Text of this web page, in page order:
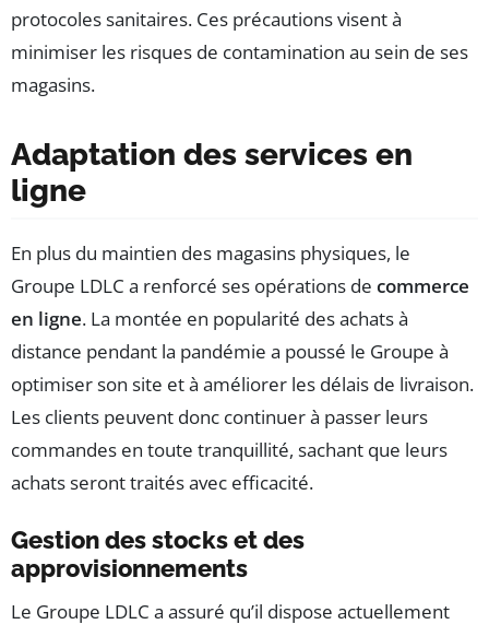
protocoles sanitaires. Ces précautions visent à
minimiser les risques de contamination au sein de ses
magasins.
Adaptation des services en
ligne
En plus du maintien des magasins physiques, le
Groupe LDLC a renforcé ses opérations de commerce
en ligne. La montée en popularité des achats à
distance pendant la pandémie a poussé le Groupe à
optimiser son site et à améliorer les délais de livraison.
Les clients peuvent donc continuer à passer leurs
commandes en toute tranquillité, sachant que leurs
achats seront traités avec efficacité.
Gestion des stocks et des
approvisionnements
Le Groupe LDLC a assuré qu’il dispose actuellement